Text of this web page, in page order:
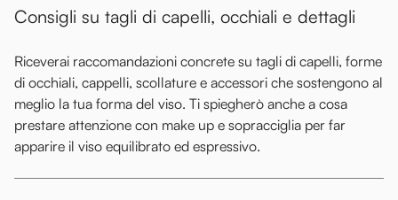
Consigli su tagli di capelli, occhiali e dettagli
Riceverai raccomandazioni concrete su tagli di capelli, forme
di occhiali, cappelli, scollature e accessori che sostengono al
meglio la tua forma del viso. Ti spiegherò anche a cosa
prestare attenzione con make up e sopracciglia per far
apparire il viso equilibrato ed espressivo.